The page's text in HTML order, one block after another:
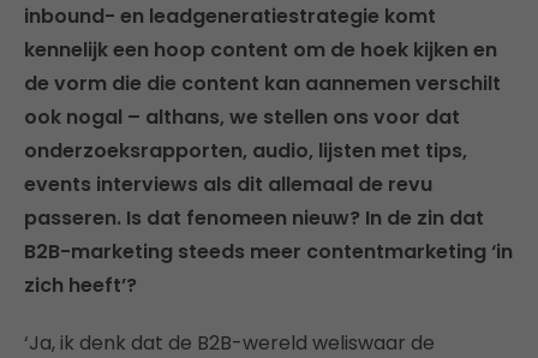
inbound- en leadgeneratiestrategie komt
kennelijk een hoop content om de hoek kijken en
de vorm die die content kan aannemen verschilt
ook nogal – althans, we stellen ons voor dat
onderzoeksrapporten, audio, lijsten met tips,
events interviews als dit allemaal de revu
passeren. Is dat fenomeen nieuw? In de zin dat
B2B-marketing steeds meer contentmarketing ‘in
zich heeft’?
‘Ja, ik denk dat de B2B-wereld weliswaar de